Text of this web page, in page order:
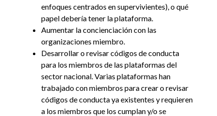
enfoques centrados en supervivientes), o qué
papel debería tener la plataforma.
Aumentar la concienciación con las
organizaciones miembro.
Desarrollar o revisar códigos de conducta
para los miembros de las plataformas del
sector nacional. Varias plataformas han
trabajado con miembros para crear o revisar
códigos de conducta ya existentes y requieren
a los miembros que los cumplan y/o se